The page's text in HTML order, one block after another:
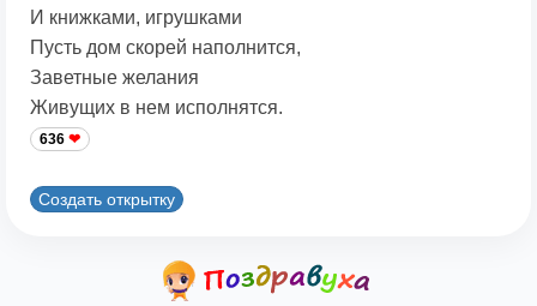
И книжками, игрушками
Пусть дом скорей наполнится,
Заветные желания
Живущих в нем исполнятся.
636
Создать открытку